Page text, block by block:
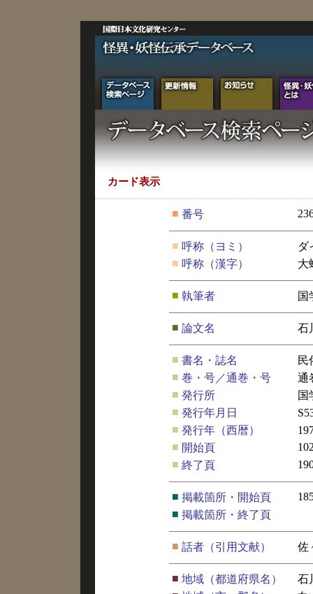
カード表示
■ 番号
■ 呼称（ヨミ）
ダ
■ 呼称（漢字） 大
■ 執筆者 国
■ 論文名 石
■ 書名・誌名
民
■ 巻・号／通巻・号
通
■ 発行所
国
■ 発行年月日
■ 発行年（西暦）
■ 開始頁
■ 終了頁
■ 掲載箇所・開始頁
■ 掲載箇所・終了頁
■ 話者（引用文献） 佐
■ 地域（都道府県名）
石